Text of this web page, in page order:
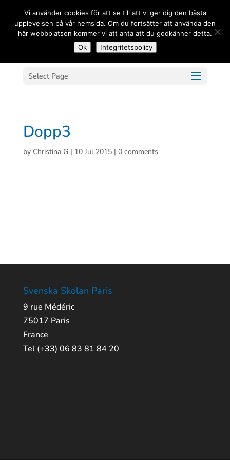
Select Page
Dopp3
by Christina G | 10 Jul 2015| 0 comments
Svenska Skolan Paris
9 rue Médéric
75017 Paris
France
Tel (+33) 06 83 81 84 20
Vi använder cookies för att se till att vi ger dig den bästa
upplevelsen på vår hemsida. Om du fortsätter att använda den
här webbplatsen kommer vi att anta att du godkänner detta.
Ok
Integritetspolicy